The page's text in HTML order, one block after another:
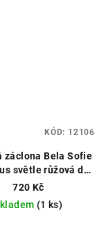
záclona Bela Sofie
světle růžová dva
400x145cm
720 Kč
(1 ks)
KÓD: 12106